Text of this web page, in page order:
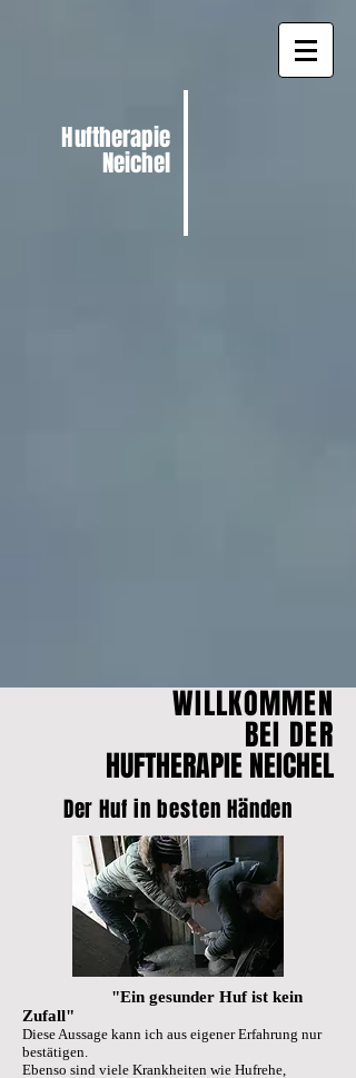
Huftherapie
Neichel
WILLKOMMEN
BEI DER
HUFTHERAPIE NEICHEL
Der Huf in besten Händen
"Ein gesunder Huf ist kein
Zufall"
Diese Aussage kann ich aus eigener Erfahrung nur
bestätigen.
Ebenso sind viele Krankheiten wie Hufrehe,